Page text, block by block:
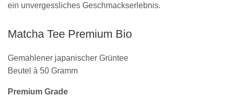
ein unvergessliches Geschmackserlebnis.
Matcha Tee Premium Bio
Gemahlener japanischer Grüntee
Beutel à 50 Gramm
Premium Grade